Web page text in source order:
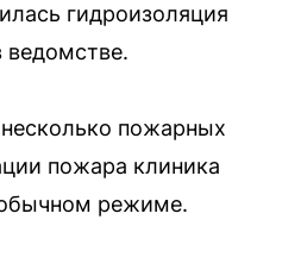
гидроизоляция
ведомстве.
пожарных
пожара клиника
режиме.